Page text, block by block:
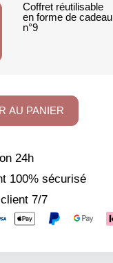
Coffret réutilisable
en forme de cadeau
n°9
AU PANIER
24h
100% sécurisé
7/7